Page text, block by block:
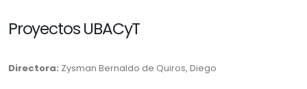
Proyectos UBACyT
Directora: Zysman Bernaldo de Quiros, Diego